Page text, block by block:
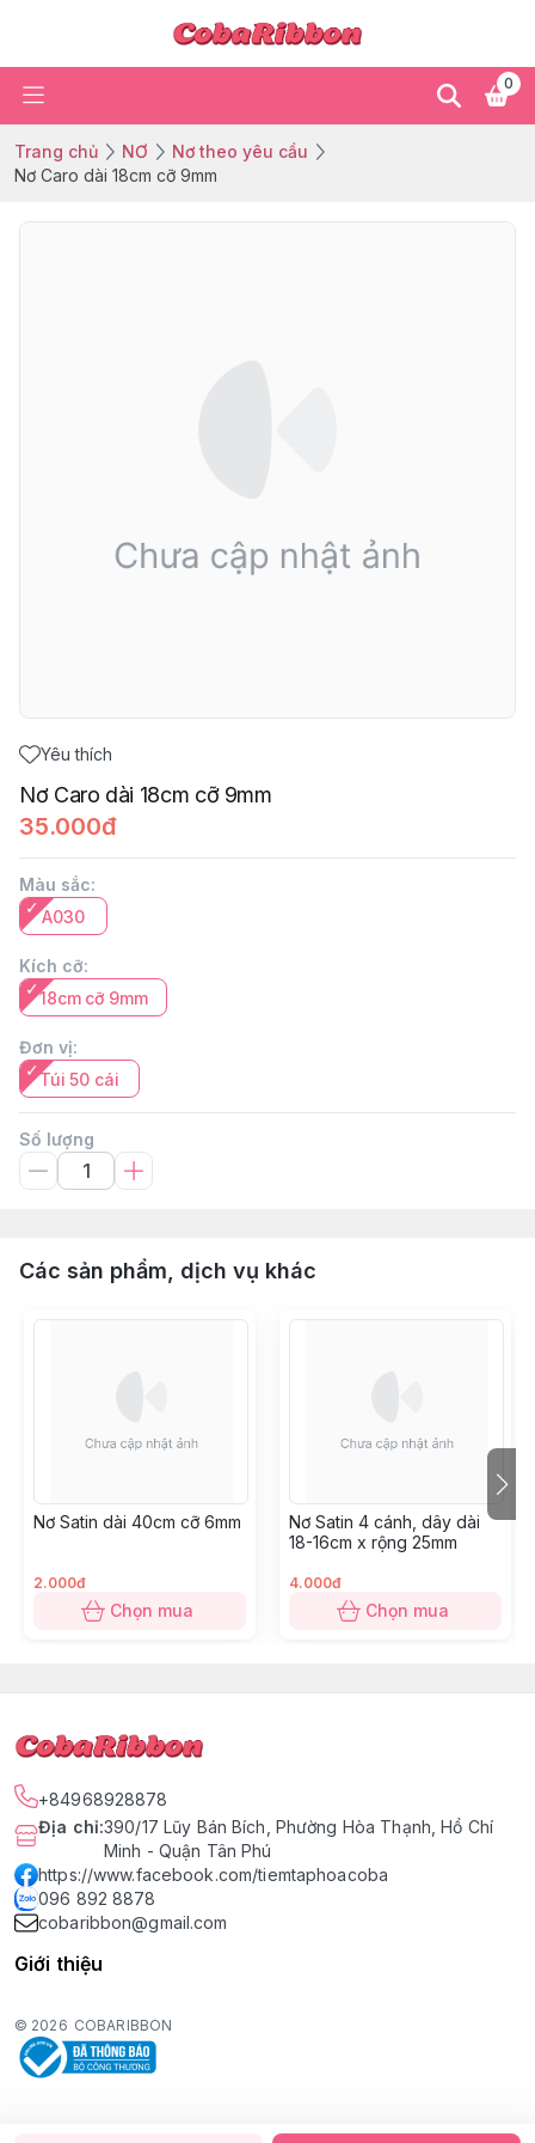
0
Trang chủ NƠ
Nơ theo yêu cầu
Nơ Caro dài 18cm cỡ 9mm
Yêu thích
Nơ Caro dài 18cm cỡ 9mm
35.000đ
Màu sắc:
A030
Kích cỡ:
18cm cỡ 9mm
Đơn vị:
Túi 50 cái
Số lượng
Các sản phẩm, dịch vụ khác
Nơ Satin dài 40cm cỡ 6mm
2.000đ
Chọn mua
Nơ Satin 4 cánh, dây dài
18-16cm x rộng 25mm
4.000đ
Chọn mua
+84968928878
Địa chỉ:390/17 Lũy Bán Bích, Phường Hòa Thạnh, Hồ Chí
Minh - Quận Tân Phú
https://www.facebook.com/tiemtaphoacoba
096 892 8878
cobaribbon@gmail.com
Giới thiệu
© 2026 COBARIBBON